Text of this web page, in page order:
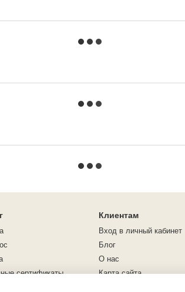
сертификаты
Клиентам
Вход в личный кабинет
Блог
О нас
Карта сайта